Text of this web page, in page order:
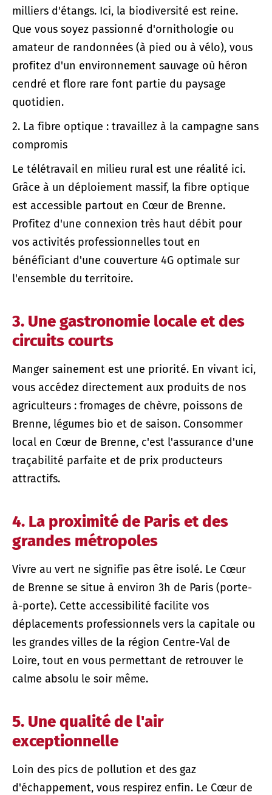
milliers d'étangs. Ici, la biodiversité est reine.
Que vous soyez passionné d'ornithologie ou
amateur de randonnées (à pied ou à vélo), vous
profitez d'un environnement sauvage où héron
cendré et flore rare font partie du paysage
quotidien.
2. La fibre optique : travaillez à la campagne sans
compromis
Le télétravail en milieu rural est une réalité ici.
Grâce à un déploiement massif, la fibre optique
est accessible partout en Cœur de Brenne.
Profitez d'une connexion très haut débit pour
vos activités professionnelles tout en
bénéficiant d'une couverture 4G optimale sur
l'ensemble du territoire.
3. Une gastronomie locale et des
circuits courts
Manger sainement est une priorité. En vivant ici,
vous accédez directement aux produits de nos
agriculteurs : fromages de chèvre, poissons de
Brenne, légumes bio et de saison. Consommer
local en Cœur de Brenne, c'est l'assurance d'une
traçabilité parfaite et de prix producteurs
attractifs.
4. La proximité de Paris et des
grandes métropoles
Vivre au vert ne signifie pas être isolé. Le Cœur
de Brenne se situe à environ 3h de Paris (porte-
à-porte). Cette accessibilité facilite vos
déplacements professionnels vers la capitale ou
les grandes villes de la région Centre-Val de
Loire, tout en vous permettant de retrouver le
calme absolu le soir même.
5. Une qualité de l'air
exceptionnelle
Loin des pics de pollution et des gaz
d'échappement, vous respirez enfin. Le Cœur de